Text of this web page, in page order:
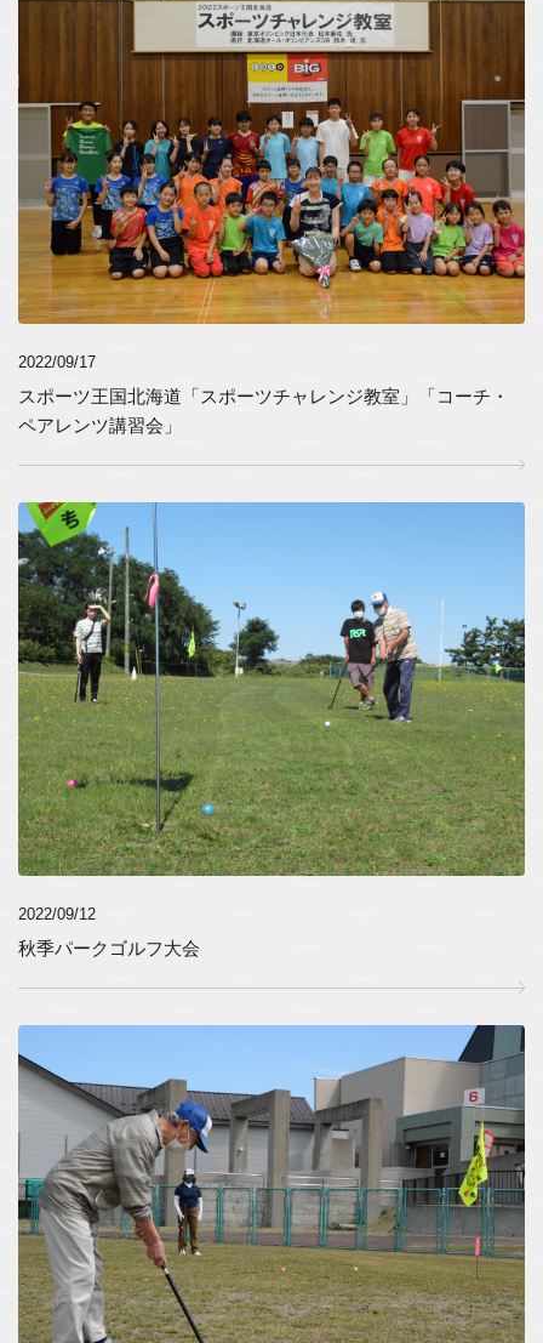
2022/09/17
スポーツ王国北海道「スポーツチャレンジ教室」「コーチ・
ペアレンツ講習会」
2022/09/12
秋季パークゴルフ大会